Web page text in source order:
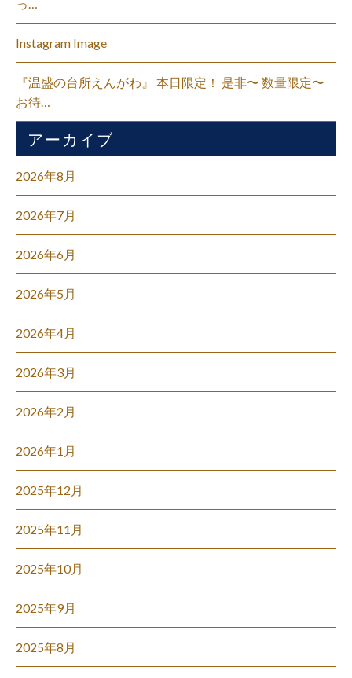
っ…
Instagram Image
『温盛の台所えんがわ』 本日限定！ 是非〜 数量限定〜
お待…
アーカイブ
2026年8月
2026年7月
2026年6月
2026年5月
2026年4月
2026年3月
2026年2月
2026年1月
2025年12月
2025年11月
2025年10月
2025年9月
2025年8月